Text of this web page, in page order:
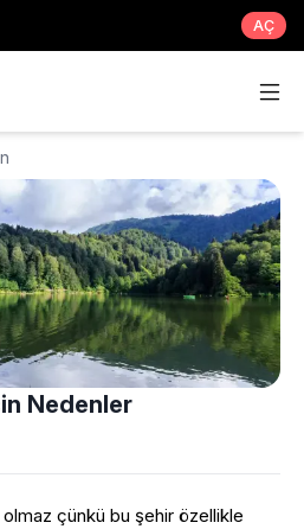
AÇ
Nedenler
olmaz çünkü bu şehir özellikle